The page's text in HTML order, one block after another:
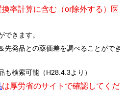
率計算に含む（or除外する）医
できます。
先発品との薬価差を調べることができ
検索可能（H28.4.3より）
は厚労省のサイトで確認してくだ